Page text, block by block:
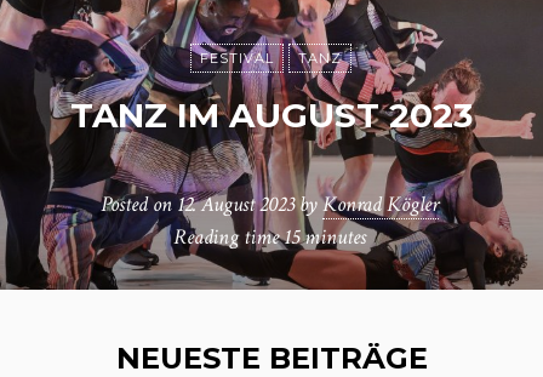
FESTIVAL TANZ
TANZ IM AUGUST 2023
Posted on12. August 2023byKonrad Kögler
Reading time15 minutes
NEUESTE BEITRÄGE